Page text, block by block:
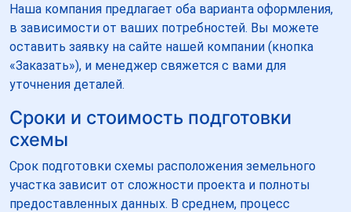
Наша компания предлагает оба варианта оформления,
в зависимости от ваших потребностей. Вы можете
оставить заявку на сайте нашей компании (кнопка
«Заказать»), и менеджер свяжется с вами для
уточнения деталей.
Сроки и стоимость подготовки
схемы
Срок подготовки схемы расположения земельного
участка зависит от сложности проекта и полноты
предоставленных данных. В среднем, процесс